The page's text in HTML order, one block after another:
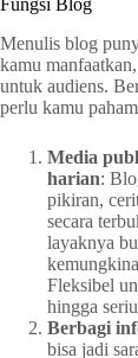
Fungsi Blog
Menulis blog
kamu
untuk audiens.
perlu kamu
Media
harian:
pikiran,
secara
layaknya
Fleksibel
hingga
Berbagi
bisa jadi